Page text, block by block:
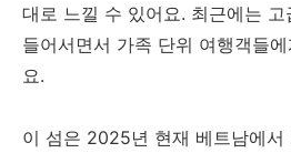
대로 느낄 수 있어요. 최근에는
들어서면서 가족 단위 여행객들
요.
이 섬은 2025년 현재 베트남에서